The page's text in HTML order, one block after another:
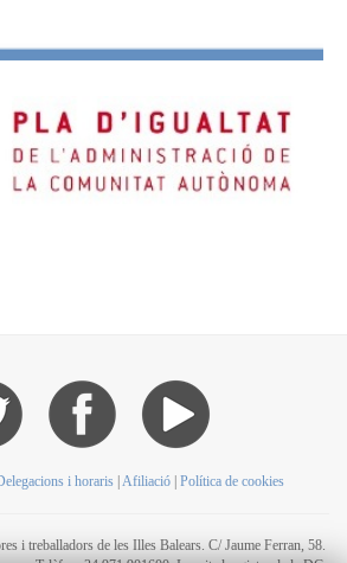
i horaris Afiliació Política de cookies
i treballadors de les Illes Balears. C/ Jaume Ferran, 58.